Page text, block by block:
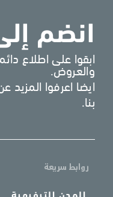
انضم
ابقوا على اطلاع
والعروض.
ايضا اعرفوا المزيد
بنا.
روابط سريعة